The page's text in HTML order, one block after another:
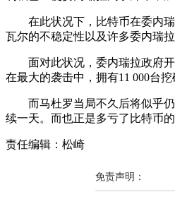
在此状况下，比特币在委内瑞
瓦尔的不稳定性以及许多委内瑞
面对此状况，委内瑞拉政府开
在最大的袭击中，拥有11 000台
而马杜罗当局不久后将似乎仍
续一天。而也正是多亏了比特币
责任编辑：松崎
免责声明：